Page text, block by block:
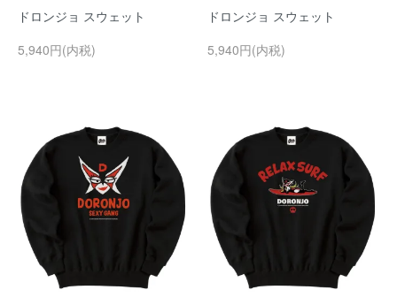
ドロンジョ スウェット
5,940円(内税)
ドロンジョ スウェット
5,940円(内税)